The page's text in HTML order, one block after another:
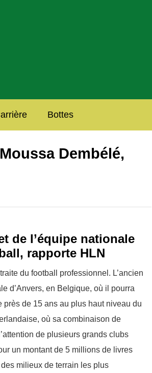
Bottes
Dembélé,
de l’équipe nationale
rapporte HLN
du football professionnel. L’ancien
d’Anvers, en Belgique, où il pourra
de 15 ans au plus haut niveau du
où sa combinaison de
de plusieurs grands clubs
un montant de 5 millions de livres
milieux de terrain les plus